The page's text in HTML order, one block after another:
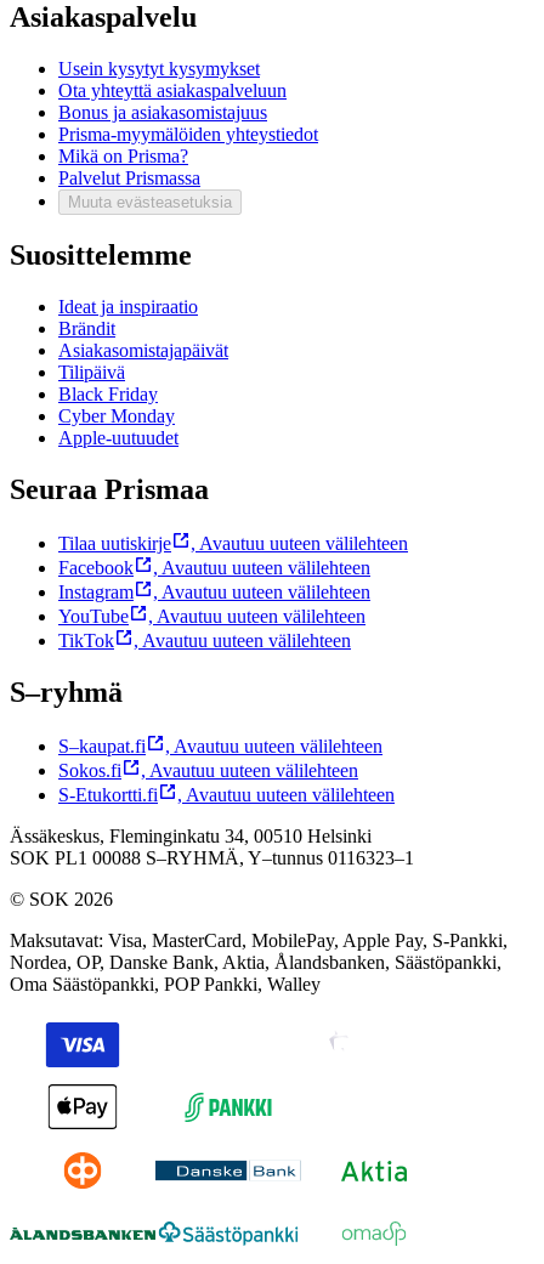
Asiakaspalvelu
Usein kysytyt kysymykset
Ota yhteyttä asiakaspalveluun
Bonus ja asiakasomistajuus
Prisma-myymälöiden yhteystiedot
Mikä on Prisma?
Palvelut Prismassa
Muuta evästeasetuksia
Suosittelemme
Ideat ja inspiraatio
Brändit
Asiakasomistajapäivät
Tilipäivä
Black Friday
Cyber Monday
Apple-uutuudet
Seuraa Prismaa
Tilaa uutiskirje , Avautuu uuteen välilehteen
Facebook
, Avautuu uuteen välilehteen
Instagram
, Avautuu uuteen välilehteen
YouTube
, Avautuu uuteen välilehteen
TikTok
, Avautuu uuteen välilehteen
S–ryhmä
S–kaupat.fi , Avautuu uuteen välilehteen
Sokos.fi
, Avautuu uuteen välilehteen
S-Etukortti.fi
, Avautuu uuteen välilehteen
Ässäkeskus, Fleminginkatu 34, 00510 Helsinki
SOK PL1 00088 S–RYHMÄ, Y–tunnus 0116323–1
© SOK 2026
Maksutavat: Visa, MasterCard, MobilePay, Apple Pay, S-Pankki,
Nordea, OP, Danske Bank, Aktia, Ålandsbanken, Säästöpankki,
Oma Säästöpankki, POP Pankki, Walley